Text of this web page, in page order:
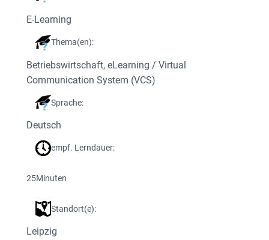
E-Learning
Thema(en):
Betriebswirtschaft, eLearning / Virtual
Communication System (VCS)
Sprache:
Deutsch
empf. Lerndauer:
25Minuten
Standort(e):
Leipzig